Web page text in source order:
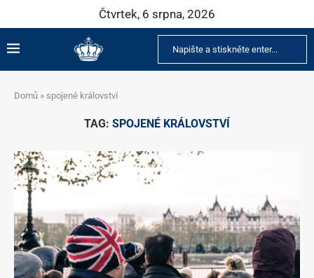
Čtvrtek, 6 srpna, 2026
Domů » spojené království
TAG: SPOJENÉ KRÁLOVSTVÍ